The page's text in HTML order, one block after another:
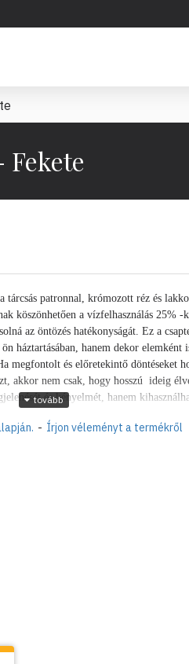
tárcsás patronnal, krómozott réz és
köszönhetően a vízfelhasználás 25% -
az öntözés hatékonyságát. Ez a
háztartásában, hanem dekor elemként
megfontolt és előretekintő döntéseket
akkor nem csak, hogy hosszú ideig
és kényelmét, hanem
2 független vízellátási pontra van
bekötéssel és 3/4" kifolyó csapvéggel
bevont krómozott réz kerti csap,
- Írjon véleményt a termékről